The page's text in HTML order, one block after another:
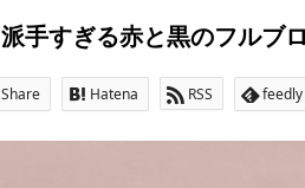
手すぎる赤と黒のフルブ
Share Hatena RSS feedly